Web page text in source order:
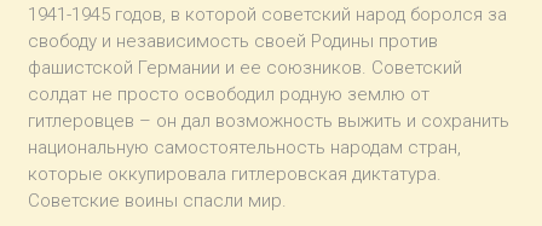
1941-1945 годов, в которой советский народ боролся за
свободу и независимость своей Родины против
фашистской Германии и ее союзников. Советский
солдат не просто освободил родную землю от
гитлеровцев – он дал возможность выжить и сохранить
национальную самостоятельность народам стран,
которые оккупировала гитлеровская диктатура.
Советские воины спасли мир.